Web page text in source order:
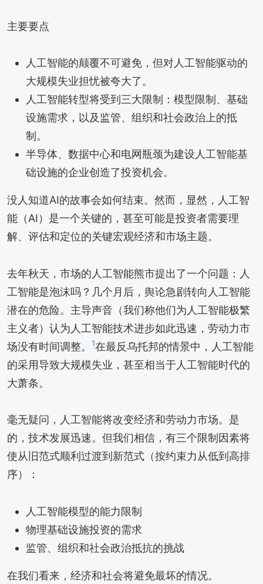
主要要点
人工智能的颠覆不可避免，但对人工智能驱动的
大规模失业担忧被夸大了。
人工智能转型将受到三大限制：模型限制、基础
设施需求，以及监管、组织和社会政治上的抵
制。
半导体、数据中心和电网瓶颈为建设人工智能基
础设施的企业创造了投资机会。
没人知道AI的故事会如何结束。然而，显然，人工智
能（AI）是一个关键的，甚至可能是投资者需要理
解、评估和定位的关键宏观经济和市场主题。
去年秋天，市场的人工智能熊市提出了一个问题：人
工智能是泡沫吗？几个月后，舆论急剧转向人工智能
潜在的危险。主导声音（我们称他们为人工智能极繁
主义者）认为人工智能技术进步如此迅速，劳动力市
场没有时间调整。
1在最反乌托邦的情景中，人工智能
的采用导致大规模失业，甚至相当于人工智能时代的
大萧条。
毫无疑问，人工智能将改变经济和劳动力市场。是
的，技术发展迅速。但我们相信，有三个限制因素将
使从旧范式顺利过渡到新范式（按约束力从低到高排
序）：
人工智能模型的能力限制
物理基础设施投资的需求
监管、组织和社会政治抵抗的挑战
在我们看来，经济和社会将避免最坏的情况。